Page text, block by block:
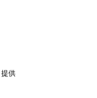
提供